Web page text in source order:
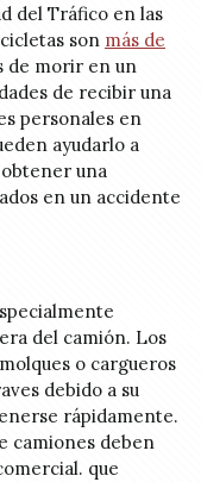
del Tráfico en las
son más de
de morir en un
de recibir una
personales en
ayudarlo a
una
en un accidente
del camión. Los
o cargueros
debido a su
rápidamente.
camiones deben
que